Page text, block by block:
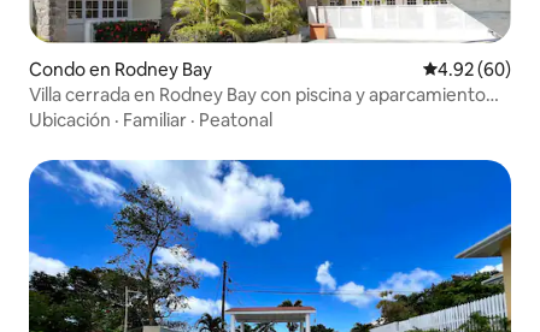
Condo en Rodney Bay Calificación
4.92 (60)
Villa cerrada en Rodney Bay con piscina y aparcamiento
privado
Ubicación · Familiar · Peatonal